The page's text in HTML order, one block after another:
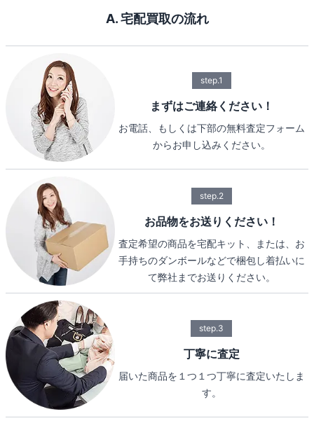
A. 宅配買取の流れ
step.1
まずはご連絡ください！
お電話、もしくは下部の無料査定フォーム
からお申し込みください。
step.2
お品物をお送りください！
査定希望の商品を宅配キット、または、お
手持ちのダンボールなどで梱包し着払いに
て弊社までお送りください。
step.3
丁寧に査定
届いた商品を１つ１つ丁寧に査定いたしま
す。